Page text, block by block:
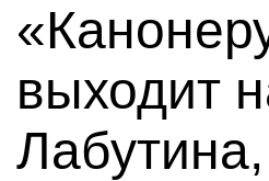
выходит